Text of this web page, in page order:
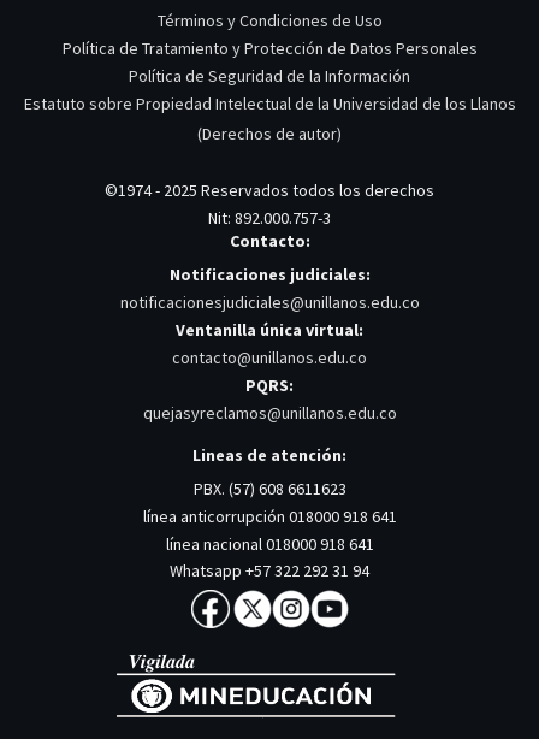
Términos y Condiciones de Uso
Política de Tratamiento y Protección de Datos Personales
Política de Seguridad de la Información
Estatuto sobre Propiedad Intelectual de la Universidad de los Llanos
(Derechos de autor)
©1974 - 2025 Reservados todos los derechos
Nit: 892.000.757-3
Contacto:
Notificaciones judiciales:
notificacionesjudiciales@unillanos.edu.co
Ventanilla única virtual:
contacto@unillanos.edu.co
PQRS:
quejasyreclamos@unillanos.edu.co
Lineas de atención:
PBX. (57) 608 6611623
línea anticorrupción 018000 918 641
línea nacional 018000 918 641
Whatsapp +57 322 292 31 94